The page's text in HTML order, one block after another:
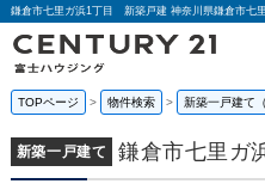
TOPページ 物件検索 新築一戸建て
新築一戸建て 鎌倉市七里ガ